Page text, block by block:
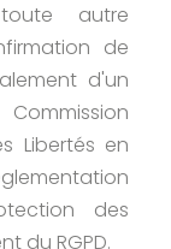
autre
de
d'un
Libertés en
des
du RGPD.